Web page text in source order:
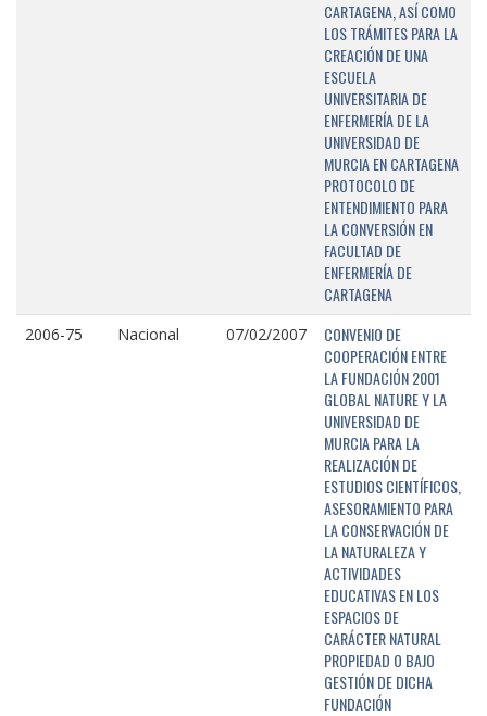
CARTAGENA, ASÍ COMO
LOS TRÁMITES PARA LA
CREACIÓN DE UNA
ESCUELA
UNIVERSITARIA DE
ENFERMERÍA DE LA
UNIVERSIDAD DE
MURCIA EN CARTAGENA
PROTOCOLO DE
ENTENDIMIENTO PARA
LA CONVERSIÓN EN
FACULTAD DE
ENFERMERÍA DE
CARTAGENA
2006-75 Nacional 07/02/2007
CONVENIO DE
COOPERACIÓN ENTRE
LA FUNDACIÓN 2001
GLOBAL NATURE Y LA
UNIVERSIDAD DE
MURCIA PARA LA
REALIZACIÓN DE
ESTUDIOS CIENTÍFICOS,
ASESORAMIENTO PARA
LA CONSERVACIÓN DE
LA NATURALEZA Y
ACTIVIDADES
EDUCATIVAS EN LOS
ESPACIOS DE
CARÁCTER NATURAL
PROPIEDAD O BAJO
GESTIÓN DE DICHA
FUNDACIÓN